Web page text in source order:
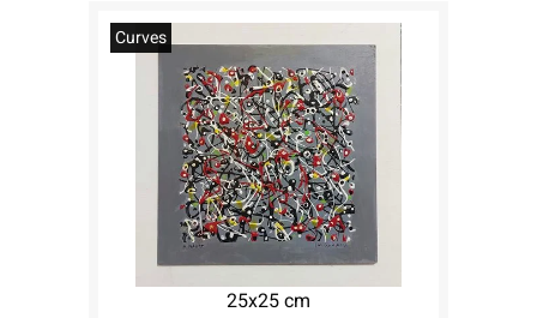
Curves
25x25 cm